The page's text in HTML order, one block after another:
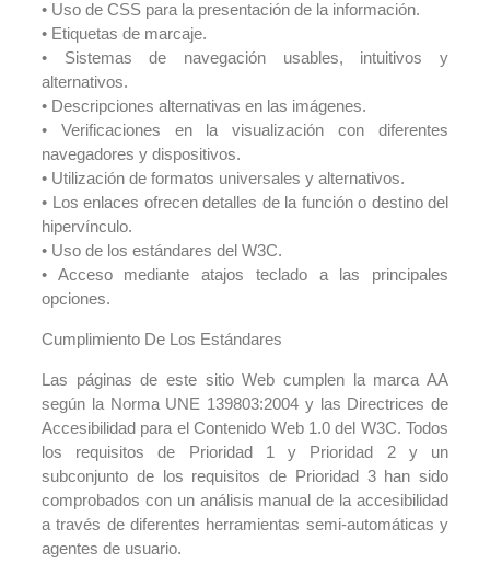
• Uso de CSS para la presentación de la información.
• Etiquetas de marcaje.
• Sistemas de navegación usables, intuitivos y
alternativos.
• Descripciones alternativas en las imágenes.
• Verificaciones en la visualización con diferentes
navegadores y dispositivos.
• Utilización de formatos universales y alternativos.
• Los enlaces ofrecen detalles de la función o destino del
hipervínculo.
• Uso de los estándares del W3C.
• Acceso mediante atajos teclado a las principales
opciones.
Cumplimiento De Los Estándares
Las páginas de este sitio Web cumplen la marca AA
según la Norma UNE 139803:2004 y las Directrices de
Accesibilidad para el Contenido Web 1.0 del W3C. Todos
los requisitos de Prioridad 1 y Prioridad 2 y un
subconjunto de los requisitos de Prioridad 3 han sido
comprobados con un análisis manual de la accesibilidad
a través de diferentes herramientas semi-automáticas y
agentes de usuario.